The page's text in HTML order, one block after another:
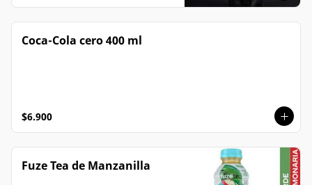
Coca-Cola cero 400 ml
$6.900
Fuze Tea de Manzanilla